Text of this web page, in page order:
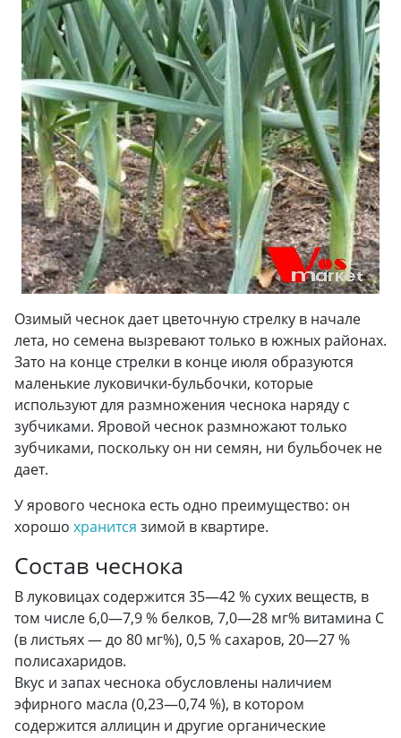
Озимый чеснок дает цветочную стрелку в начале
лета, но семена вызревают только в южных районах.
Зато на конце стрелки в конце июля образуются
маленькие луковички-бульбочки, которые
используют для размножения чеснока наряду с
зубчиками. Яровой чеснок размножают только
зубчиками, поскольку он ни семян, ни бульбочек не
дает.
У ярового чеснока есть одно преимущество: он
хорошо хранится зимой в квартире.
Состав чеснока
В луковицах содержится 35—42 % сухих веществ, в
том числе 6,0—7,9 % белков, 7,0—28 мг% витамина С
(в листьях — до 80 мг%), 0,5 % сахаров, 20—27 %
полисахаридов.
Вкус и запах чеснока обусловлены наличием
эфирного масла (0,23—0,74 %), в котором
содержится аллицин и другие органические